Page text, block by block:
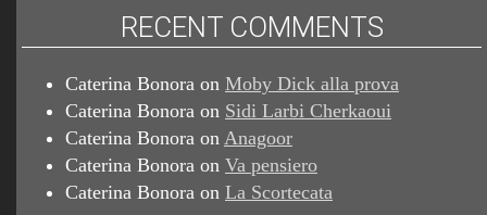
RECENT COMMENTS
Caterina Bonora on Moby Dick alla prova
Caterina Bonora on Sidi Larbi Cherkaoui
Caterina Bonora on Anagoor
Caterina Bonora on Va pensiero
Caterina Bonora on La Scortecata